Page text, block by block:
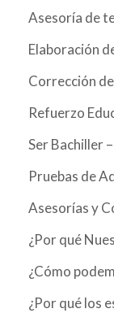
Asesoría de
Elaboración
Corrección
Refuerzo
Ser Bachiller
Pruebas de
Asesorías y
¿Por qué
¿Cómo
¿Por qué los